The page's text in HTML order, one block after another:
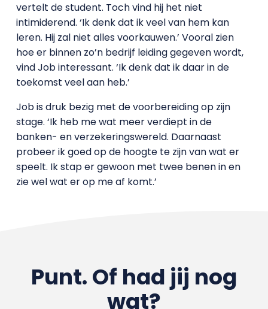
vertelt de student. Toch vind hij het niet
intimiderend. ‘Ik denk dat ik veel van hem kan
leren. Hij zal niet alles voorkauwen.’ Vooral zien
hoe er binnen zo’n bedrijf leiding gegeven wordt,
vind Job interessant. ‘Ik denk dat ik daar in de
toekomst veel aan heb.’
Job is druk bezig met de voorbereiding op zijn
stage. ‘Ik heb me wat meer verdiept in de
banken- en verzekeringswereld. Daarnaast
probeer ik goed op de hoogte te zijn van wat er
speelt. Ik stap er gewoon met twee benen in en
zie wel wat er op me af komt.’
Punt. Of had jij nog
wat?